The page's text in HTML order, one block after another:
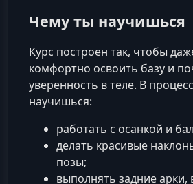
Чему ты научишься
Курс построен так, чтобы
комфортно освоить базу и
уверенность в теле. В
научишься:
работать с осанкой и
делать красивые
позы;
выполнять задние арки,